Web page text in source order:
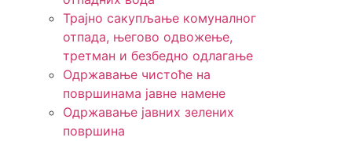
Трајно сакупљање комуналног
отпада, његово одвожење,
третман и безбедно одлагање
Одржавање чистоће на
површинама јавне намене
Одржавање јавних зелених
површина